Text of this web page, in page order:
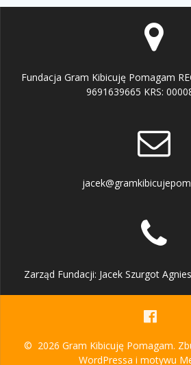
Fundacja Gram Kibicuję Pomagam
9691639665 KRS:
Zarząd Fundacji: Jacek Szurgot
© 2026 Gram Kibicuję Pomagam.
WordPressa i motywu